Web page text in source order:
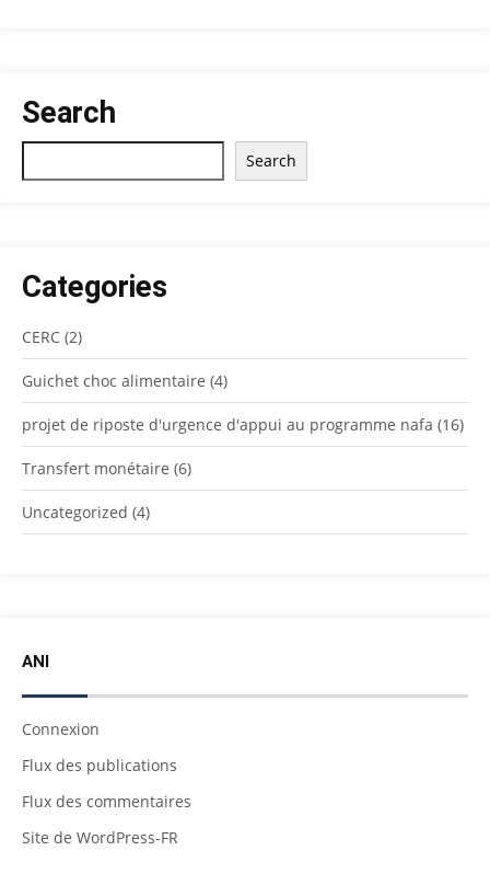
Search
Search
Categories
CERC (2)
Guichet choc alimentaire (4)
projet de riposte d'urgence d'appui au programme nafa (16)
Transfert monétaire (6)
Uncategorized (4)
ANI
Connexion
Flux des publications
Flux des commentaires
Site de WordPress-FR